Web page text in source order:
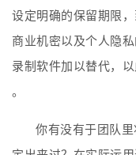
设定明确的保留期限
商业机密以及个人隐
录制软件加以替代，
。
你有没有于团队